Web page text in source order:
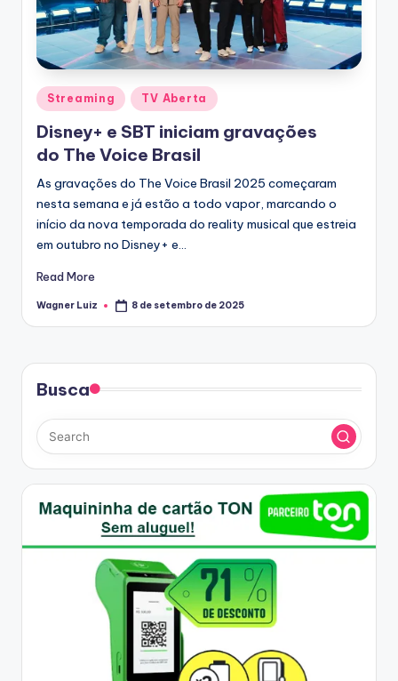
Posted
in
Streaming TV Aberta
Disney+ e SBT iniciam gravações
do The Voice Brasil
As gravações do The Voice Brasil 2025 começaram
nesta semana e já estão a todo vapor, marcando o
início da nova temporada do reality musical que estreia
em outubro no Disney+ e…
Read More
Posted
Wagner Luiz 8 de setembro de 2025
Busca